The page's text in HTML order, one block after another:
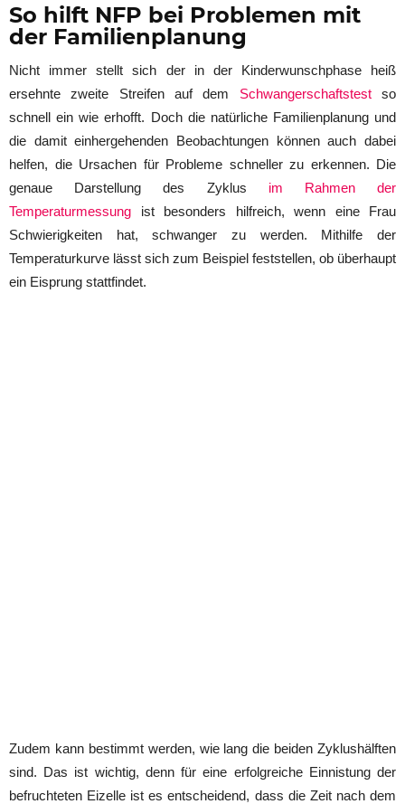
So hilft NFP bei Problemen mit
der Familienplanung
Nicht immer stellt sich der in der Kinderwunschphase heiß
ersehnte zweite Streifen auf dem Schwangerschaftstestso
schnell ein wie erhofft. Doch die natürliche Familienplanung und
die damit einhergehenden Beobachtungen können auch dabei
helfen, die Ursachen für Probleme schneller zu erkennen. Die
genaue Darstellung des Zyklus im Rahmen der
Temperaturmessung ist besonders hilfreich, wenn eine Frau
Schwierigkeiten hat, schwanger zu werden. Mithilfe der
Temperaturkurve lässt sich zum Beispiel feststellen, ob überhaupt
ein Eisprung stattfindet.
Zudem kann bestimmt werden, wie lang die beiden Zyklushälften
sind. Das ist wichtig, denn für eine erfolgreiche Einnistung der
befruchteten Eizelle ist es entscheidend, dass die Zeit nach dem